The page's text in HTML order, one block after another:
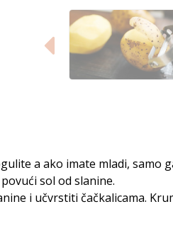
a ako imate mladi, samo
sol od slanine.
i učvrstiti čačkalicama.